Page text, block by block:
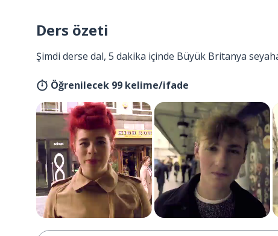
Ders özeti
Şimdi derse dal, 5 dakika içinde Büyük Britanya
Öğrenilecek 99 kelime/ifade